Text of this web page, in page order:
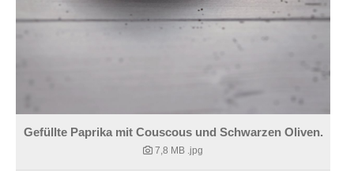
Gefüllte Paprika mit Couscous und Schwarzen Oliven.
7,8 MB .jpg